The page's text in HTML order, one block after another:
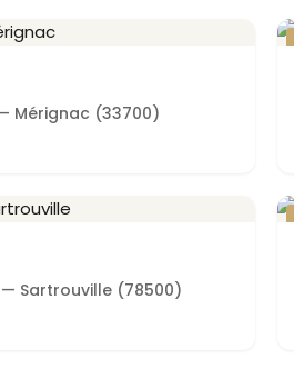
Mérignac (33700)
Sartrouville (78500)